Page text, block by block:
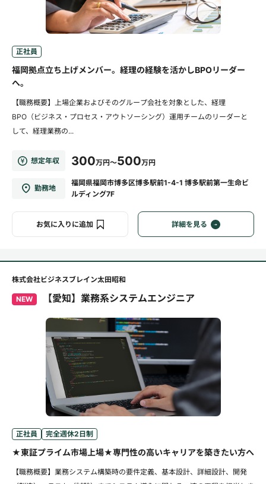
正社員
福岡拠点立ち上げメンバー。経理の経験を活かしBPOリーダー
へ。
【職務概要】上場企業およびそのグループ会社を対象とした、経理
BPO（ビジネス・プロセス・アウトソーシング）運用チームのリーダーと
して、経理業務の...
想定年収 300万円～500万円
勤務地
福岡県福岡市博多区博多駅前1-4-1 博多駅前第一生命ビ
ルディング7F
お気に入りに追加 詳細を見る
株式会社ビジネスブレイン太田昭和
NEW 【愛知】業務系システムエンジニア
正社員 完全週休2日制
★東証プライム市場上場★専門性の高いキャリアを築きたい方へ
【職務概要】業務システム構築時の要件定義、基本設計、詳細設計、開発